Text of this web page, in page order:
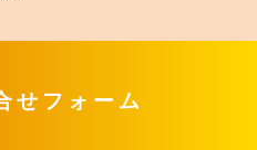
せフォーム